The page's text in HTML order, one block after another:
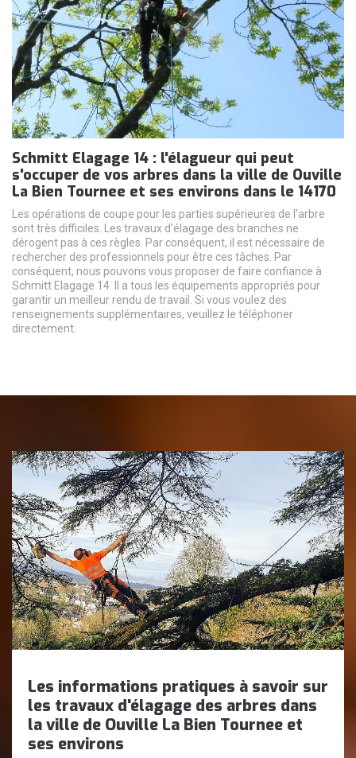
Schmitt Elagage 14 : l'élagueur qui peut
s'occuper de vos arbres dans la ville de Ouville
La Bien Tournee et ses environs dans le 14170
Les opérations de coupe pour les parties supérieures de l'arbre
sont très difficiles. Les travaux d'élagage des branches ne
dérogent pas à ces règles. Par conséquent, il est nécessaire de
rechercher des professionnels pour être ces tâches. Par
conséquent, nous pouvons vous proposer de faire confiance à
Schmitt Elagage 14. Il a tous les équipements appropriés pour
garantir un meilleur rendu de travail. Si vous voulez des
renseignements supplémentaires, veuillez le téléphoner
directement.
Les informations pratiques à savoir sur
les travaux d'élagage des arbres dans
la ville de Ouville La Bien Tournee et
ses environs